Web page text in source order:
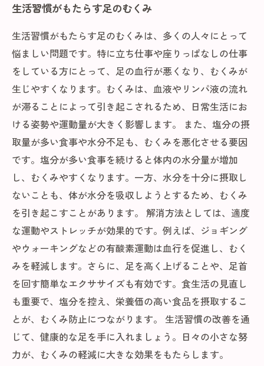
生活習慣がもたらす足のむくみ
生活習慣がもたらす足のむくみは、多くの人々にとって
悩ましい問題です。特に立ち仕事や座りっぱなしの仕事
をしている方にとって、足の血行が悪くなり、むくみが
生じやすくなります。むくみは、血液やリンパ液の流れ
が滞ることによって引き起こされるため、日常生活にお
ける姿勢や運動量が大きく影響します。 また、塩分の摂
取量が多い食事や水分不足も、むくみを悪化させる要因
です。塩分が多い食事を続けると体内の水分量が増加
し、むくみやすくなります。一方、水分を十分に摂取し
ないことも、体が水分を吸収しようとするため、むくみ
を引き起こすことがあります。 解消方法としては、適度
な運動やストレッチが効果的です。例えば、ジョギング
やウォーキングなどの有酸素運動は血行を促進し、むく
みを軽減します。さらに、足を高く上げることや、足首
を回す簡単なエクササイズも有効です。食生活の見直し
も重要で、塩分を控え、栄養価の高い食品を摂取するこ
とが、むくみ防止につながります。 生活習慣の改善を通
じて、健康的な足を手に入れましょう。日々の小さな努
力が、むくみの軽減に大きな効果をもたらします。